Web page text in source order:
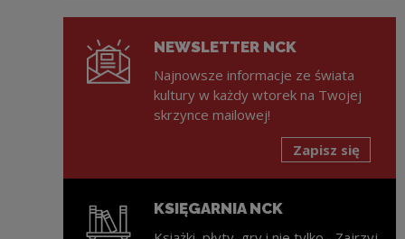
NEWSLETTER NCK
Najnowsze informacje ze świata
kultury w każdy wtorek na Twojej
skrzynce mailowej!
Zapisz się
KSIĘGARNIA NCK